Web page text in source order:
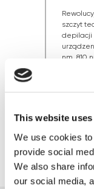
This website
We use cookies
provide social
We also share
our social media,
szczyt
depilacji
nm, 810
z